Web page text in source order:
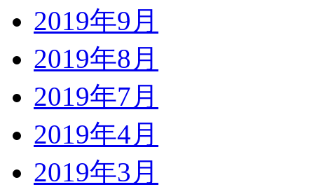
2019年9月
2019年8月
2019年7月
2019年4月
2019年3月